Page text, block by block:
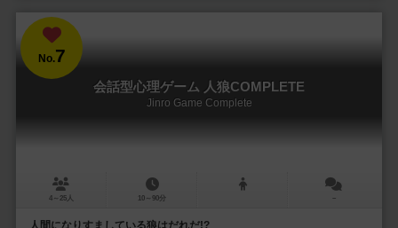
No.7
会話型心理ゲーム 人狼COMPLETE
Jinro Game Complete
4～25人 10～90分 －
人間になりすましている狼はだれだ!?